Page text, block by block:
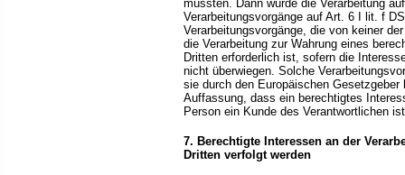
müssten. Dann würde die Verarbeitung
Verarbeitungsvorgänge auf Art. 6 I lit. f
Verarbeitungsvorgänge, die von keiner
die Verarbeitung zur Wahrung eines
Dritten erforderlich ist, sofern die
nicht überwiegen. Solche
sie durch den Europäischen
Auffassung, dass ein berechtigtes
Person ein Kunde des Verantwortlichen
7. Berechtigte Interessen an der
Dritten verfolgt werden